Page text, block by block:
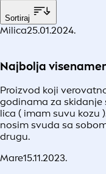
Sortiraj
Milica25.01.2024.
Najbolja
Proizvod koji
godinama za skidanje
lica ( imam suvu kozu
nosim svuda sa
drugu.
Mare15.11.2023.